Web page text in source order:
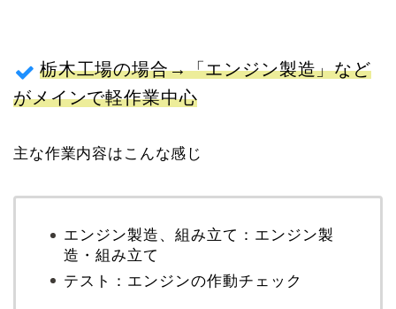
栃木工場の場合→「エンジン製造」など
がメインで軽作業中心
主な作業内容はこんな感じ
エンジン製造、組み立て：エンジン製
造・組み立て
テスト：エンジンの作動チェック